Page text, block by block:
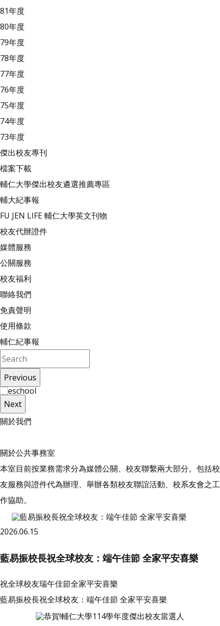
81年度
80年度
79年度
78年度
77年度
76年度
75年度
74年度
73年度
傑出校友專刊
檔案下載
輔仁大學傑出校友遴選推薦專區
輔大紀事報
FU JEN LIFE 輔仁大學英文刊物
校友代辦證件
媒體服務
公關服務
校友福利
聯絡我們
免責聲明
使用條款
輔仁紀事報
Previous
Next
關於我們
關於公共事務室
本室目前按業務需求分為媒體公關、校友聯繫兩大部分。包括校
友服務與證件代為辦理、舉辦各類校友聯誼活動、校系友會之工
作協助。
2026.06.15
藍易振校長祝全球校友：端午佳節 全家平安喜樂
祝全球校友瑞午佳節全家平安喜樂
藍易振校長祝全球校友：端午佳節 全家平安喜樂